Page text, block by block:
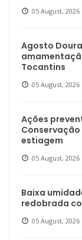
05 August, 2026
Agosto
Tocantins
05 August, 2026
Ações
estiagem
05 August, 2026
Baixa
redobrada
05 August, 2026